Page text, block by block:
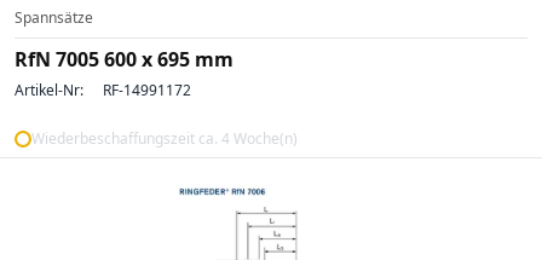
Spannsätze
RfN 7005 600 x 695 mm
Artikel-Nr: RF-14991172
Wiederbeschaffungszeit ca. 4 Woche(n)